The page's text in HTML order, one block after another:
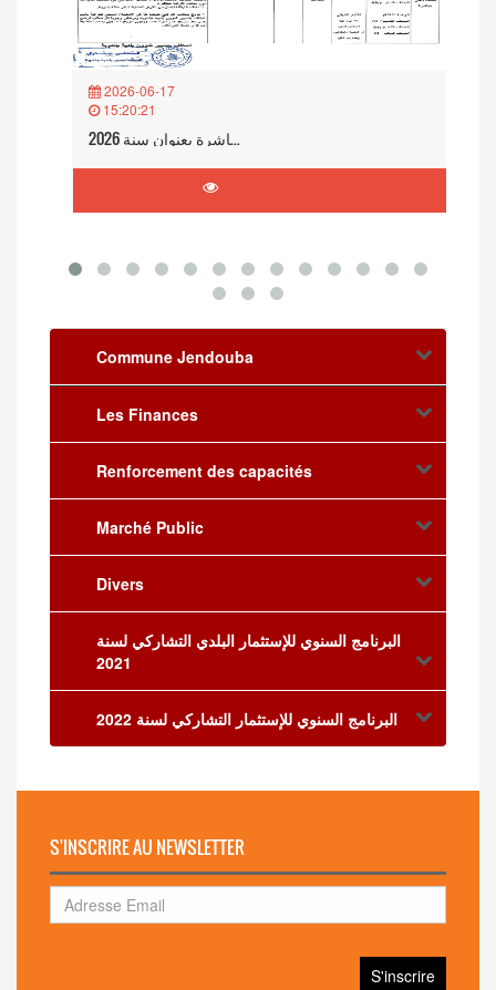
2026-06-17
15:20:21
بلاغ حول تنظيم إمتحان مهني لترقية عملة من صنف إلى صنف أعلى مباشرة بعنوان سنة 2026
Commune Jendouba
Les Finances
Renforcement des capacités
Marché Public
Divers
البرنامج السنوي للإستثمار البلدي التشاركي لسنة
2021
البرنامج السنوي للإستثمار التشاركي لسنة 2022
S'INSCRIRE AU NEWSLETTER